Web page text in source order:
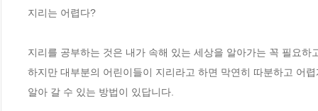
지리는 어렵다?
지리를 공부하는 것은 내가 속해 있는 세상을 알아가는 꼭 필요
하지만 대부분의 어린이들이 지리라고 하면 막연히 따분하고 어
알아 갈 수 있는 방법이 있답니다.